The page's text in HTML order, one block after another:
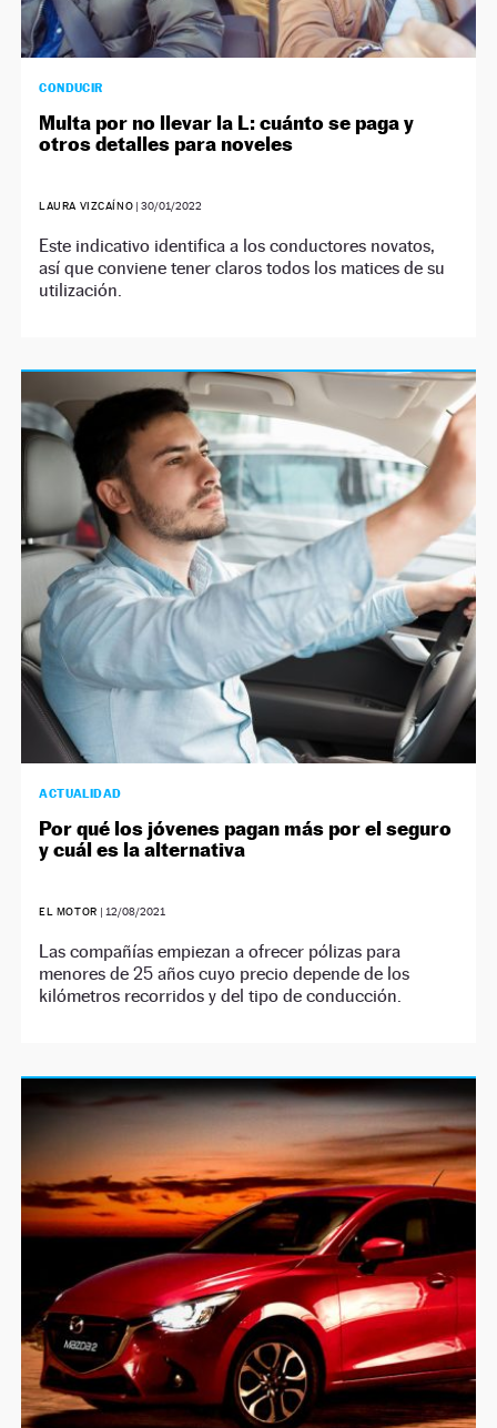
CONDUCIR
Multa por no llevar la L: cuánto se paga y
otros detalles para noveles
LAURA VIZCAÍNO |30/01/2022
Este indicativo identifica a los conductores novatos,
así que conviene tener claros todos los matices de su
utilización.
ACTUALIDAD
Por qué los jóvenes pagan más por el seguro
y cuál es la alternativa
EL MOTOR | 12/08/2021
Las compañías empiezan a ofrecer pólizas para
menores de 25 años cuyo precio depende de los
kilómetros recorridos y del tipo de conducción.